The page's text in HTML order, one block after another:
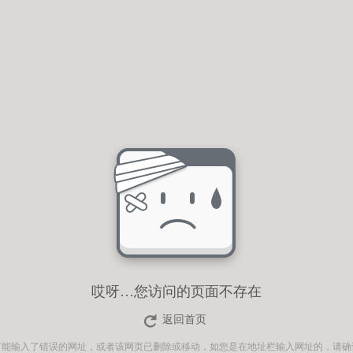
哎呀…您访问的页面不存在
返回首页
输入了错误的网址，或者该网页已删除或移动，如您是在地址栏输入网址的，请